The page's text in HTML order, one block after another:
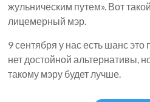
жульническим путем». Вот
лицемерный мэр.
9 сентября у нас есть шанс
нет достойной альтернативы,
такому мэру будет лучше.